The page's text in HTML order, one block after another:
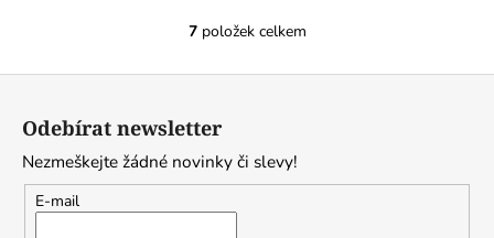
O
v
a
c
7položek celkem
Odebírat newsletter
Nezmeškejte žádné novinky či slevy!
E-mail